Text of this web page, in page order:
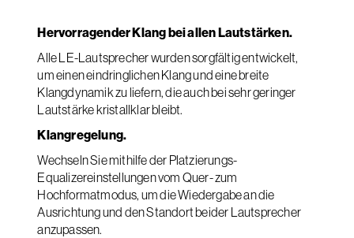
Hervorragender Klang bei allen Lautstärken.
Alle LE-Lautsprecher wurden sorgfältig entwickelt,
um einen eindringlichen Klang und eine breite
Klangdynamik zu liefern, die auch bei sehr geringer
Lautstärke kristallklar bleibt.
Klangregelung.
Wechseln Sie mithilfe der Platzierungs-
Equalizereinstellungen vom Quer- zum
Hochformatmodus, um die Wiedergabe an die
Ausrichtung und den Standort beider Lautsprecher
anzupassen.